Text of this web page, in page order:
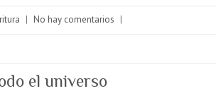
| No hay comentarios |
el universo